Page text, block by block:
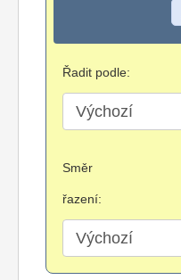
Řadit podle:
Směr
řazení: